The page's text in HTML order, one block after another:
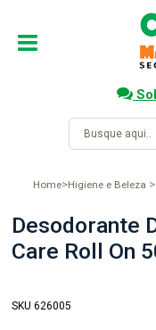
Home Higiene e Beleza
Desodorante
Care Roll On
SKU 626005